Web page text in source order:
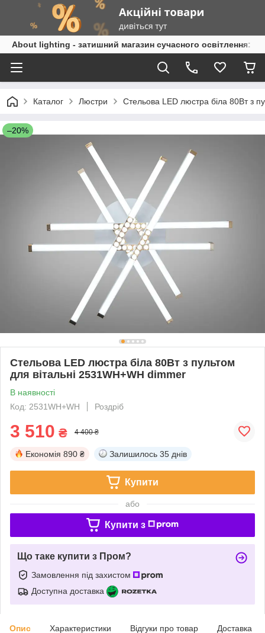
About lighting - затишний магазин сучасного освітлення:
Каталог Люстри Стельова LED люстра біла 80Вт з
–20%
Стельова LED люстра біла 80Вт з пультом
для вітальні 2531WH+WH dimmer
В наявності
Код: 2531WH+WH
Роздріб
3 510 ₴ 4 400 ₴
Економія 890 ₴ Залишилось 35 днів
Купити
або
Купити з
Що таке купити з Пром?
Замовлення під захистом
Доступна доставка
Опис Характеристики Відгуки про товар Доставка